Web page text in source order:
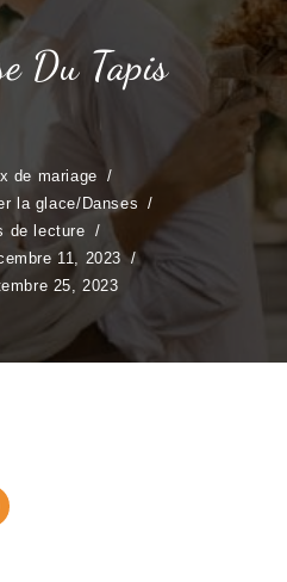
Du Tapis
de mariage
la glace/ Danses
de lecture
11, 2023
25, 2023